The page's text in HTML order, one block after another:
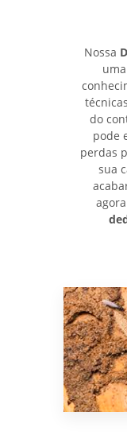
Nossa
do
pode
perdas
sua